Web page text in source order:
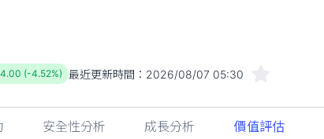
(-4.52%) 最近更新時間： 2026/08/07 05:30
安全性分析 成長分析 價值評估